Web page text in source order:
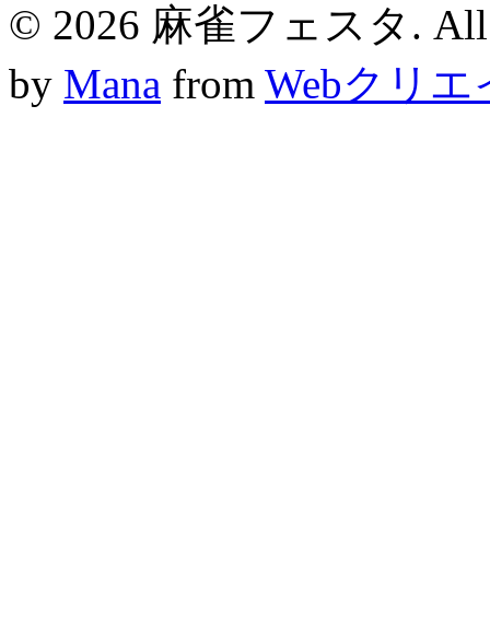
© 2026 麻雀フェスタ. All
by Mana from Webクリ